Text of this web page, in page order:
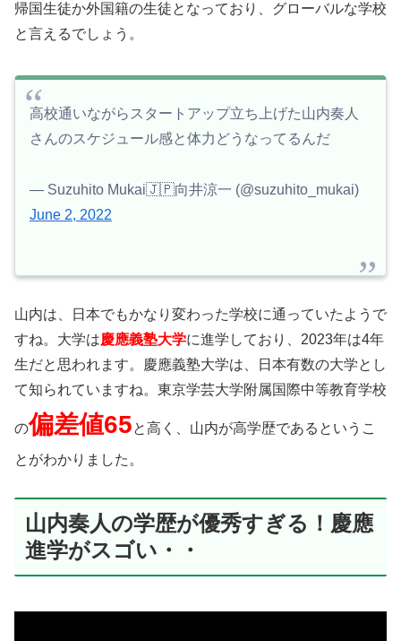
帰国生徒か外国籍の生徒となっており、グローバルな学校
と言えるでしょう。
高校通いながらスタートアップ立ち上げた山内奏人
さんのスケジュール感と体力どうなってるんだ
— Suzuhito Mukai🇯🇵向井涼一 (@suzuhito_mukai)
June 2, 2022
山内は、日本でもかなり変わった学校に通っていたようで
すね。大学は慶應義塾大学に進学しており、2023年は4年
生だと思われます。慶應義塾大学は、日本有数の大学とし
て知られていますね。東京学芸大学附属国際中等教育学校
の偏差値65と高く、山内が高学歴であるというこ
とがわかりました。
山内奏人の学歴が優秀すぎる！慶應
進学がスゴい・・